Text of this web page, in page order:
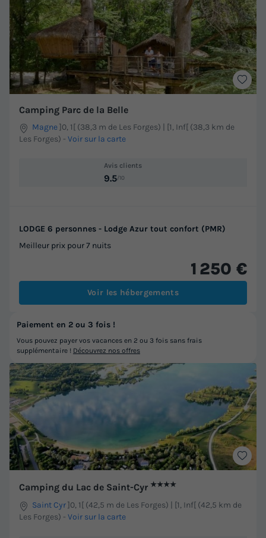
Camping Parc de la Belle
Magne]0, 1[ (38,3 m de Les Forges) | [1, Inf[ (38,3 km de
Les Forges) - Voir sur la carte
Avis clients
9.5/10
LODGE 6 personnes - Lodge Azur tout confort (PMR)
Meilleur prix pour 7 nuits
1 250 €
Voir les hébergements
Camping du Lac de Saint-Cyr ★★★★
Saint Cyr]0, 1[ (42,5 m de Les Forges) | [1, Inf[ (42,5 km de
Les Forges) - Voir sur la carte
Paiement en 2 ou 3 fois !
Vous pouvez payer vos vacances en 2 ou 3 fois sans frais
supplémentaire ! Découvrez nos offres